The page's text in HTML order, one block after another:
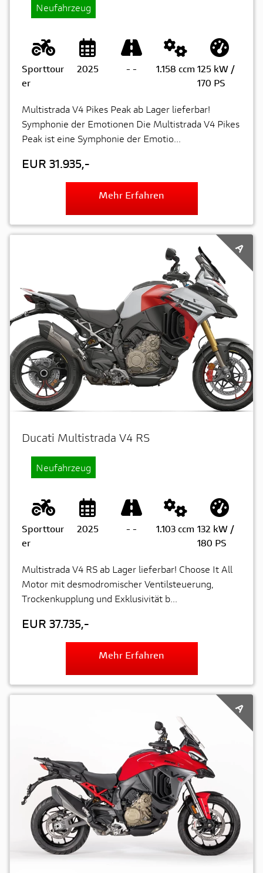
Neufahrzeug
Sporttour
er
2025 - - 1.158 ccm 125 kW /
170 PS
Multistrada V4 Pikes Peak ab Lager lieferbar!
Symphonie der Emotionen Die Multistrada V4 Pikes
Peak ist eine Symphonie der Emotio...
EUR 31.935,-
Mehr Erfahren
Ducati Multistrada V4 RS
Neufahrzeug
Sporttour
er
2025 - - 1.103 ccm 132 kW /
180 PS
Multistrada V4 RS ab Lager lieferbar! Choose It All
Motor mit desmodromischer Ventilsteuerung,
Trockenkupplung und Exklusivität b...
EUR 37.735,-
Mehr Erfahren
A
A